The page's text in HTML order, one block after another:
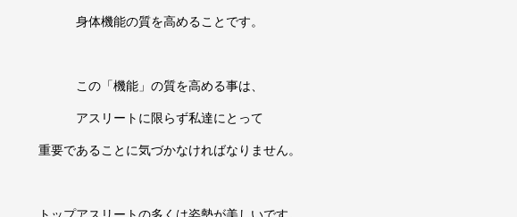
身体機能の質を高めることです。
この「機能」の質を高める事は、
アスリートに限らず私達にとって
重要であることに気づかなければなりません。